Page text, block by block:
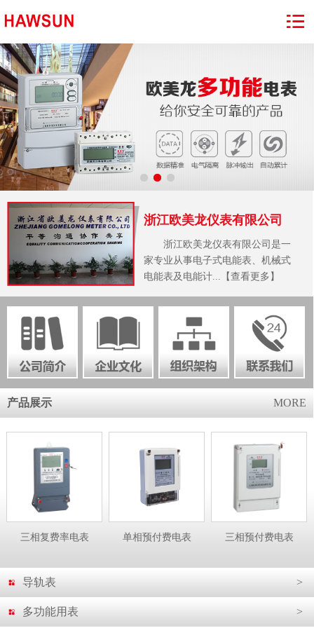
浙江欧美龙仪表有限公司
浙江欧美龙仪表有限公司是一
家专业从事电子式电能表、机械式
电能表及电能计...【查看更多】
产品展示 MORE
三相复费率电表 单相预付费电表 三相预付费电表
导轨表 >
多功能用表 >